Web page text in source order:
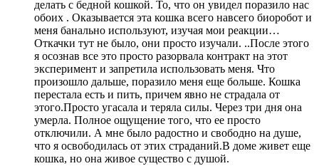
делать с бедной кошкой. То, что он увидел поразило нас
обоих . Оказывается эта кошка всего навсего биоробот и
меня банально используют, изучая мои реакции…
Откачки тут не было, они просто изучали. ..После этого
я осознав все это просто разорвала контракт на этот
эксперимент и запретила использовать меня. Что
произошло дальше, поразило меня еще больше. Кошка
перестала есть и пить, причем явно не страдала от
этого.Просто угасала и теряла силы. Через три дня она
умерла. Полное ощущение того, что ее просто
отключили. А мне было радостно и свободно на душе,
что я освободилась от этих страданий.В доме живет еще
кошка, но она живое существо с душой.